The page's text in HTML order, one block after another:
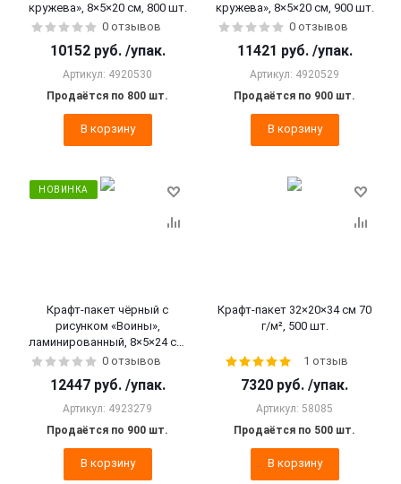
кружева», 8×5×20 см, 800 шт.
0 отзывов
10152 руб. /упак.
Артикул: 4920530
Продаётся по 800 шт.
В корзину
кружева», 8×5×20 см, 900 шт.
0 отзывов
11421 руб. /упак.
Артикул: 4920529
Продаётся по 900 шт.
В корзину
НОВИНКА
Крафт-пакет чёрный с
рисунком «Воины»,
ламинированный, 8×5×24 см,
900 шт.
0 отзывов
12447 руб. /упак.
Артикул: 4923279
Продаётся по 900 шт.
В корзину
Крафт-пакет 32×20×34 см 70
г/м², 500 шт.
1 отзыв
7320 руб. /упак.
Артикул: 58085
Продаётся по 500 шт.
В корзину